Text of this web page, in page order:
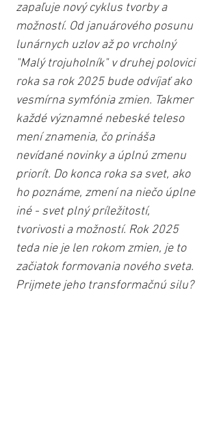
zapaľuje nový cyklus tvorby a
možností. Od januárového posunu
lunárnych uzlov až po vrcholný
"Malý trojuholník" v druhej polovici
roka sa rok 2025 bude odvíjať ako
vesmírna symfónia zmien. Takmer
každé významné nebeské teleso
mení znamenia, čo prináša
nevídané novinky a úplnú zmenu
priorít. Do konca roka sa svet, ako
ho poznáme, zmení na niečo úplne
iné - svet plný príležitostí,
tvorivosti a možností. Rok 2025
teda nie je len rokom zmien, je to
začiatok formovania nového sveta.
Prijmete jeho transformačnú silu?